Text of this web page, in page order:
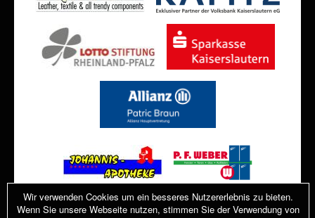
Wir verwenden Cookies um ein besseres Nutzererlebnis zu bieten.
Wenn Sie unsere Webseite nutzen, stimmen Sie der Verwendung von